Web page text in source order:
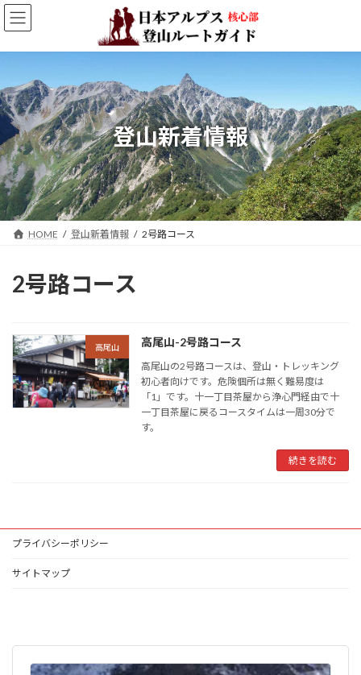
コ
ン
ン
へ
ス
キ
ッ
プ
ナ
ビ
ー
ョ
ン
に
移
動
登山新着情報
HOME 登山新着情報 2号路コース
2号路コース
高尾山 高尾山-2号路コース
高尾山の2号路コースは、登山・トレッキング
初心者向けです。危険個所は無く難易度は
「1」です。十一丁目茶屋から浄心門経由で十
一丁目茶屋に戻るコースタイムは一周30分で
す。
続きを読む
プライバシーポリシー
サイトマップ